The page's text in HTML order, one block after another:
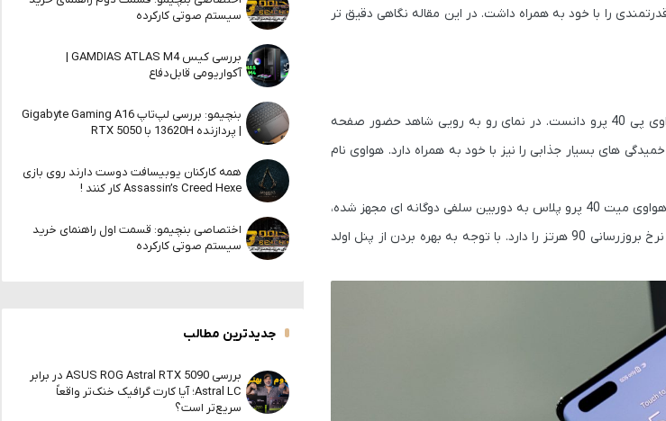
را با خود به همراه داشت. در این مقاله نگاهی دقیق تر
طراحی در نظر گرفته شده برای این گوشی هوشمند را می توان ترکیبی از طراحی میت 30 پرو و هواوی پی 40 پرو دانست. در نمای رو به رویی شاهد حضور صفحه
در قسمت های کنار خمیدگی های بسیار جذابی را نیز با خود به همراه دارد. هواوی نام
در بخش طراحی صفحه نمایش شتاهد حضور ناچ زیبای اینفینیتی O می باشیم که با توجه به اینکه هواوی میت 40 پرو پلاس به دوربین سلفی دوگانه ای مجهز شده،
این طراحی ما را به یاد صفحه نمایشی هواوی پی 40 پرو می اندازد. این صفحه نمایش توانایی ارائه نرخ بروزرسانی 90 هرتز را دارد. با توجه به بهره بردن از پنل اولد
سیستم صوتی کارکرده
بررسی کیس GAMDIAS ATLAS M4 |
آکواریومی قابل‌دفاع
بنچیمو: بررسی لپ‌تاپ Gigabyte Gaming A16
| پردازنده 13620H با RTX 5050
همه کارکنان یوبیسافت دوست دارند روی بازی
Assassin’s Creed Hexe کار کنند !
اختصاصی بنچیمو: قسمت اول راهنمای خرید
سیستم صوتی کارکرده
جدیدترین مطالب
بررسی ASUS ROG Astral RTX 5090 در برابر
Astral LC؛ آیا کارت گرافیک خنک‌تر واقعاً
سریع‌تر است؟